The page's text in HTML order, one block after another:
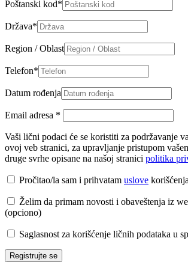
Poštanski kod*
Država*
Region / Oblast
Telefon*
Datum rođenja
Email adresa *
Vaši lični podaci će se koristiti za podržavanje
ovoj veb stranici, za upravljanje pristupom
druge svrhe opisane na našoj stranici politika
Pročitao/la sam i prihvatam uslove
Želim da primam novosti i obaveštenja iz
(opciono)
Saglasnost za korišćenje ličnih podataka u
Registrujte se